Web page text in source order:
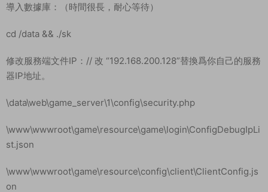
導入數據庫：（時間很長，耐心等待）
cd /data && ./sk
修改服務端文件IP：// 改 “192.168.200.128”替換爲你自己的服務
器IP地址。
\data\web\game_server\1\config\security.php
\www\wwwroot\game\resource\game\login\ConfigDebugIpLi
st.json
\www\wwwroot\game\resource\config\client\ClientConfig.js
on